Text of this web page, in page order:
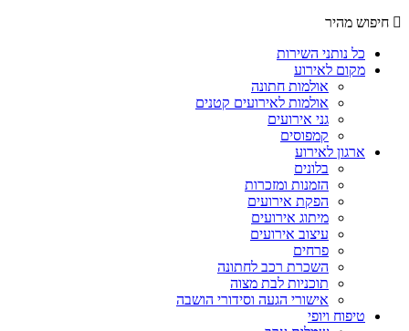
חיפוש מהיר
כל נותני השירות
מקום לאירוע
אולמות חתונה
אולמות לאירועים קטנים
גני אירועים
קמפוסים
ארגון לאירוע
בלונים
הזמנות ומזכרות
הפקת אירועים
מיתוג אירועים
עיצוב אירועים
פרחים
השכרת רכב לחתונה
תוכניות לבת מצוה
אישורי הגעה וסידורי הושבה
טיפוח ויופי